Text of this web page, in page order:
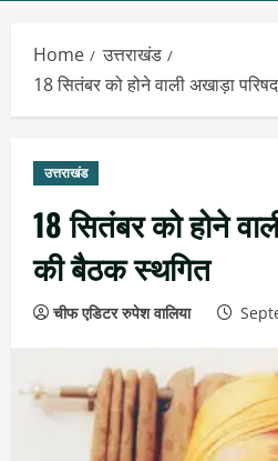
Home
उत्तराखंड
18 सितंबर को होने वाली अखाड़ा
उत्तराखंड
18 सितंबर को होने
की बैठक स्थगित
चीफ एडिटर रुपेश वालिया